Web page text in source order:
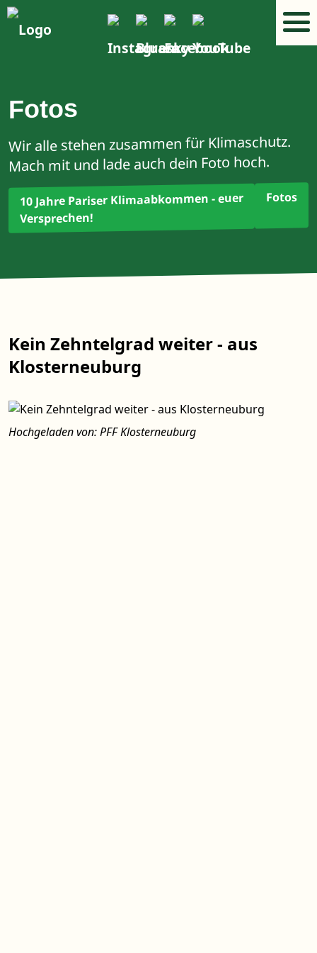
Fotos
Wir alle stehen zusammen für Klimaschutz.
Mach mit und lade auch dein Foto hoch.
10 Jahre Pariser Klimaabkommen - euer
Versprechen!
Fotos
Kein Zehntelgrad weiter - aus
Klosterneuburg
Hochgeladen von: PFF Klosterneuburg